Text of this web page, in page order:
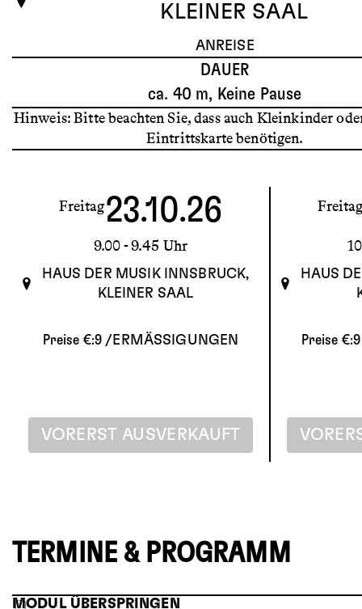
KLEINER SAAL
ANREISE
DAUER
ca. 40 m, Keine Pause
Hinweis: Bitte beachten Sie, dass auch Kleinkinder
Eintrittskarte benötigen.
Freitag23.10.26
9.00- 9.45 Uhr
HAUS DER MUSIK INNSBRUCK,
KLEINER SAAL
Preise €:9 / ERMÄSSIGUNGEN
VORERST AUSVERKAUFT
Freitag
HAUS
Preise €:9
TERMINE & PROGRAMM
MODUL ÜBERSPRINGEN